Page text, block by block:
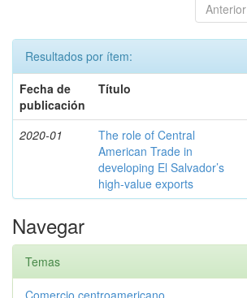
Anterior
Resultados por ítem:
Fecha de
publicación
Título
2020-01
The role of Central
American Trade in
developing El Salvador’s
high-value exports
Navegar
Temas
Comercio centroamericano